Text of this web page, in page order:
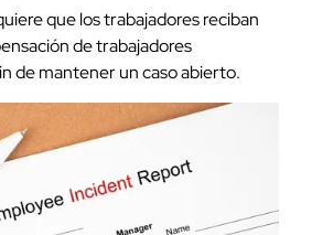
que los trabajadores reciban
de trabajadores
de mantener un caso abierto.